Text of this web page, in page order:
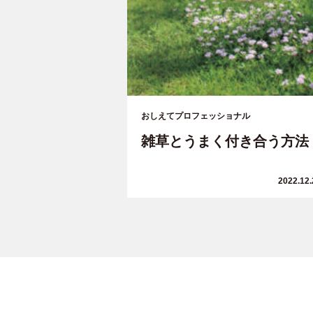
おしえてプロフェッショナル
雑草とうまく付き合う方法